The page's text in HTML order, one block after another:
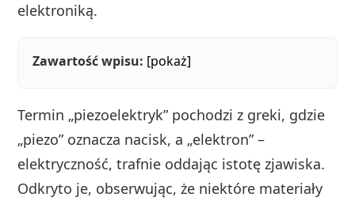
elektroniką.
Zawartość wpisu: [pokaż]
Termin „piezoelektryk” pochodzi z greki, gdzie
„piezo” oznacza nacisk, a „elektron” –
elektryczność, trafnie oddając istotę zjawiska.
Odkryto je, obserwując, że niektóre materiały